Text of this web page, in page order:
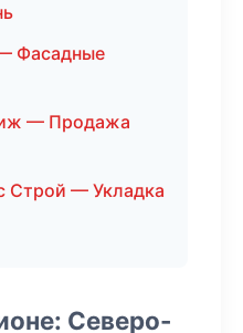
Фасадные
— Продажа
Строй — Укладка
Северо-